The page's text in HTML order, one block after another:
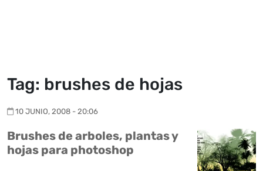
Tag: brushes de hojas
10 JUNIO, 2008 - 20:06
Brushes de arboles, plantas y
hojas para photoshop